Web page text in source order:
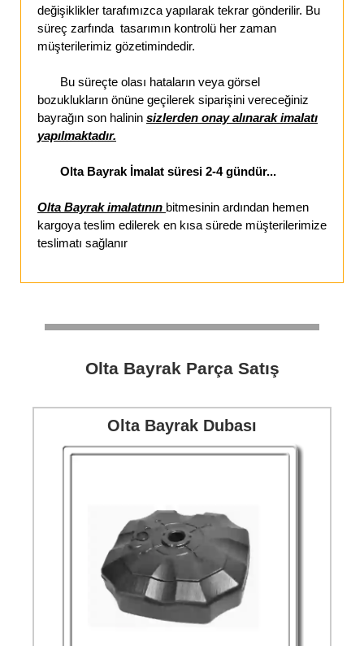
değişiklikler tarafımızca yapılarak tekrar gönderilir. Bu
süreç zarfında tasarımın kontrolü her zaman
müşterilerimiz gözetimindedir.
Bu süreçte olası hataların veya görsel
bozuklukların önüne geçilerek siparişini vereceğiniz
bayrağın son halinin sizlerden onay alınarak imalatı
yapılmaktadır.
Olta Bayrak İmalat süresi 2-4 gündür...
Olta Bayrak imalatının bitmesinin ardından hemen
kargoya teslim edilerek en kısa sürede müşterilerimize
teslimatı sağlanır
Olta Bayrak Parça Satış
Olta Bayrak Dubası